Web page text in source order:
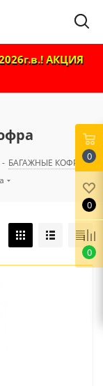
АКЦИЯ
- БАГАЖНЫЕ КОФРЫ
0
0
0